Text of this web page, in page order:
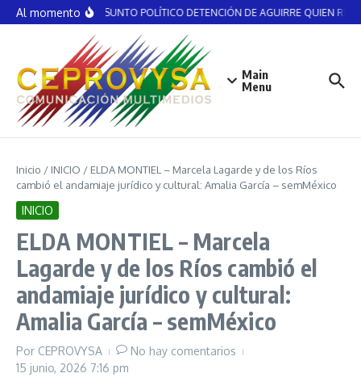
Saltar al contenido
Al momentoNO ES ASUNTO POLÍTICO DETENCIÓN DE AGUIRRE QUIEN
Main
Menu
Inicio / INICIO / ELDA MONTIEL – Marcela Lagarde y de los Ríos
cambió el andamiaje jurídico y cultural: Amalia García – semMéxico
INICIO
ELDA MONTIEL – Marcela
Lagarde y de los Ríos cambió el
andamiaje jurídico y cultural:
Amalia García – semMéxico
Por CEPROVYSA
No hay comentarios
15 junio, 2026 7:16 pm